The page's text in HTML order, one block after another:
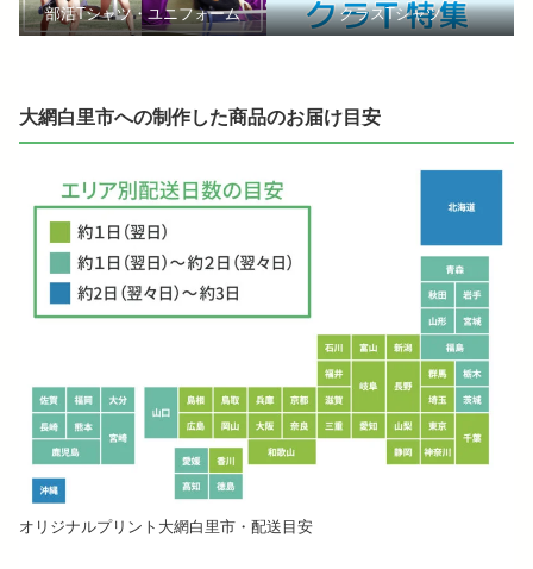
部活Tシャツ・ユニフォーム クラスTシャツ
大網白里市への制作した商品のお届け目安
オリジナルプリント大網白里市・配送目安